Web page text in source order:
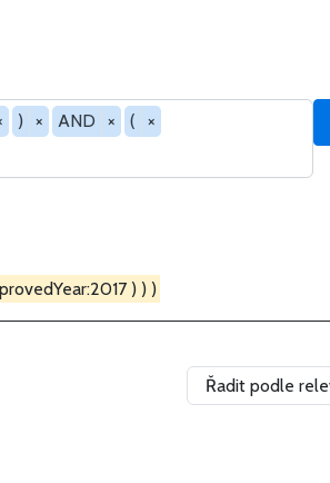
) × AND × (
×
) ) )